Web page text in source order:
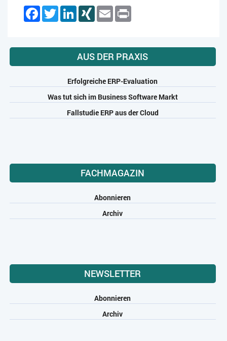
FacebookTwitterLinkedInXING Email
AUS DER PRAXIS
Erfolgreiche ERP-Evaluation
Was tut sich im Business Software Markt
Fallstudie ERP aus der Cloud
FACHMAGAZIN
Abonnieren
Archiv
NEWSLETTER
Abonnieren
Archiv